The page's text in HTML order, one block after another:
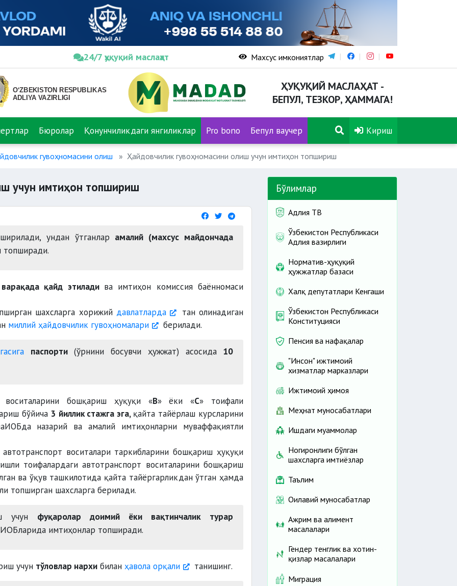
24/7 ҳуқуқий маслаҳат Махсус имкониятлар
ҲУҚУҚИЙ МАСЛАҲАТ -
БЕПУЛ, ТЕЗКОР, ҲАММАГА!
Бюролар Қонунчиликдаги янгиликлар Pro bono Бепул ваучер Кириш
гувоҳномасини олиш Ҳайдовчилик гувоҳномасини олиш учун имтиҳон топшириш
учун имтиҳон топшириш
ундан ўтганлар амалий (махсус майдончада
топширади.
варақада қайд этилади ва имтиҳон комиссия баённомаси
шахсларга хорижий давлатларда
тан олинадиган
миллий ҳайдовчилик гувоҳномалари берилади.
паспорти (ўрнини босувчи ҳужжат) асосида 10
воситаларини бошқариш ҳуқуқи «В» ёки «С» тоифали
бўйича 3 йиллик стажга эга, қайта тайёрлаш курсларини
назарий ва амалий имтиҳонларни муваффақиятли
воситалари таркибларини бошқариш ҳуқуқи
тоифалардаги автотранспорт воситаларини бошқариш
ва ўқув ташкилотида қайта тайёргарликдан ўтган ҳамда
топширган шахсларга берилади.
учун фуқаролар доимий ёки вақтинчалик турар
имтиҳонлар топширади.
учун тўловлар нархи билан ҳавола орқали танишинг.
Бўлимлар
Адлия ТВ
Ўзбекистон Республикаси
Адлия вазирлиги
Норматив-ҳуқуқий
ҳужжатлар базаси
Халқ депутатлари Кенгаши
Ўзбекистон Республикаси
Конституцияси
Пенсия ва нафақалар
"Инсон" ижтимоий
хизматлар марказлари
Ижтимоий ҳимоя
Меҳнат муносабатлари
Ишдаги муаммолар
Ногиронлиги бўлган
шахсларга имтиёзлар
Таълим
Оилавий муносабатлар
Ажрим ва алимент
масалалари
Гендер тенглик ва хотин-
қизлар масалалари
Миграция